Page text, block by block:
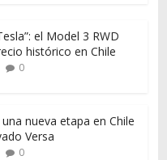
el Model 3 RWD
histórico en Chile
0
nueva etapa en Chile
Versa
0